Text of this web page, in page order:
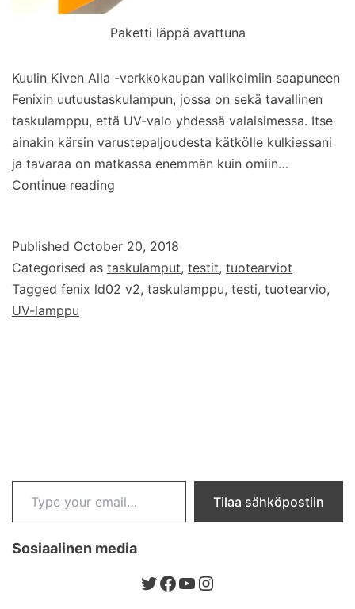
Paketti läppä avattuna
Kuulin Kiven Alla -verkkokaupan valikoimiin saapuneen
Fenixin uutuustaskulampun, jossa on sekä tavallinen
taskulamppu, että UV-valo yhdessä valaisimessa. Itse
ainakin kärsin varustepaljoudesta kätkölle kulkiessani
ja tavaraa on matkassa enemmän kuin omiin…
Continue reading
v2.0
kynävalo
Published October 20, 2018
Categorised as taskulamput, testit, tuotearviot
Tagged fenix ld02 v2, taskulamppu, testi, tuotearvio,
UV-lamppu
Type your email…
Tilaa sähköpostiin
Sosiaalinen media
Twitter
Facebook
YouTube
Instagram